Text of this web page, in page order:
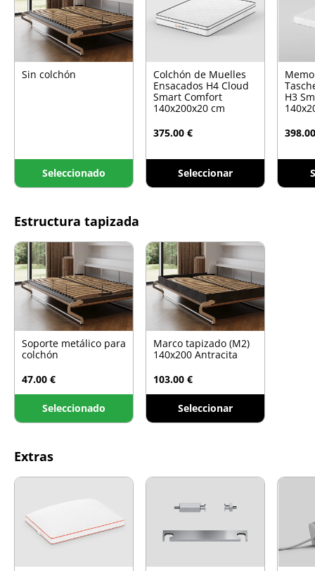
Sin colchón
Seleccionado
Colchón de Muelles
Ensacados H4 Cloud
Smart Comfort
140x200x20 cm
375.00 €
Seleccionar
H3
Estructura tapizada
Soporte metálico para
colchón
47.00 €
Seleccionado
Marco tapizado (M2)
140x200 Antracita
103.00 €
Seleccionar
Extras